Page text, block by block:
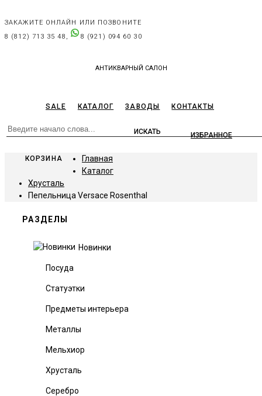
ЗАКАЖИТЕ ОНЛАЙН ИЛИ ПОЗВОНИТЕ
8 (812) 713 35 48,
8 (921) 094 60 30
АНТИКВАРНЫЙ САЛОН
SALE КАТАЛОГ ЗАВОДЫ КОНТАКТЫ
ИЗБРАННОЕ
КОРЗИНА
Главная
Каталог
Хрусталь
Пепельница Versace Rosenthal
РАЗДЕЛЫ
Новинки
Посуда
Статуэтки
Предметы интерьера
Металлы
Мельхиор
Хрусталь
Серебро